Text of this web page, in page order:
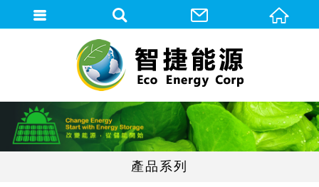
產品系列
會員登入(燈箱)
加入會員
忘記密碼
密碼修改